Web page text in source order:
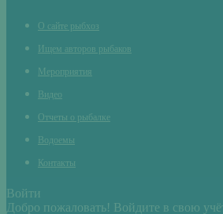
О сайте рыбхоз
Ищем авторов рыбаков
Мероприятия
Видео
Отчеты о рыбалке
Водоемы
Контакты
Войти
Добро пожаловать! Войдите в свою